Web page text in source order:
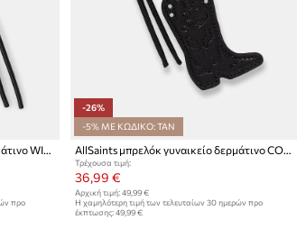
AllSaints μπρελόκ γυναικείο δερμάτινο WISHBONE
προ
-26%
-5% ΜΕ ΚΩΔΙΚΟ: TAN
AllSaints μπρελόκ γυναικείο δερμάτινο COWBOY
Τρέχουσα τιμή:
36,99 €
Αρχική τιμή: 49,99 €
Η χαμηλότερη τιμή των τελευταίων 30 ημερών προ
έκπτωσης: 49,99 €